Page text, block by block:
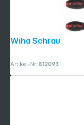
Artikel-Nr.:812093